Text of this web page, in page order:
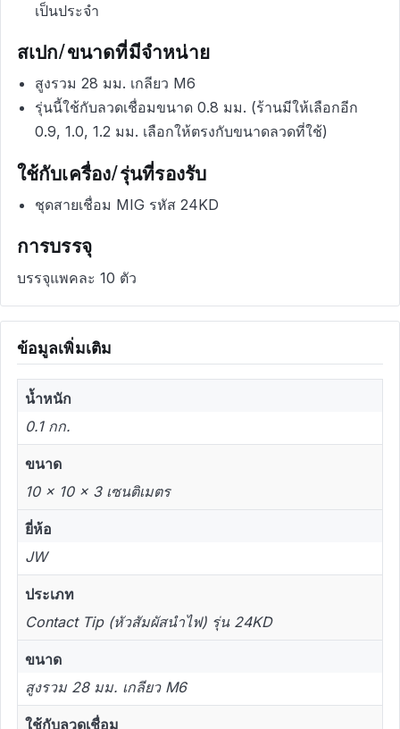
เป็นประจำ
สเปก/ขนาดที่มีจำหน่าย
สูงรวม 28 มม. เกลียว M6
รุ่นนี้ใช้กับลวดเชื่อมขนาด 0.8 มม. (ร้านมีให้เลือกอีก
0.9, 1.0, 1.2 มม. เลือกให้ตรงกับขนาดลวดที่ใช้)
ใช้กับเครื่อง/รุ่นที่รองรับ
ชุดสายเชื่อม MIG รหัส 24KD
การบรรจุ
บรรจุแพคละ 10 ตัว
ข้อมูลเพิ่มเติม
น้ำหนัก
0.1 กก.
ขนาด
10 × 10 × 3 เซนติเมตร
ยี่ห้อ
JW
ประเภท
Contact Tip (หัวสัมผัสนำไฟ) รุ่น 24KD
ขนาด
สูงรวม 28 มม. เกลียว M6
ใช้กับลวดเชื่อม